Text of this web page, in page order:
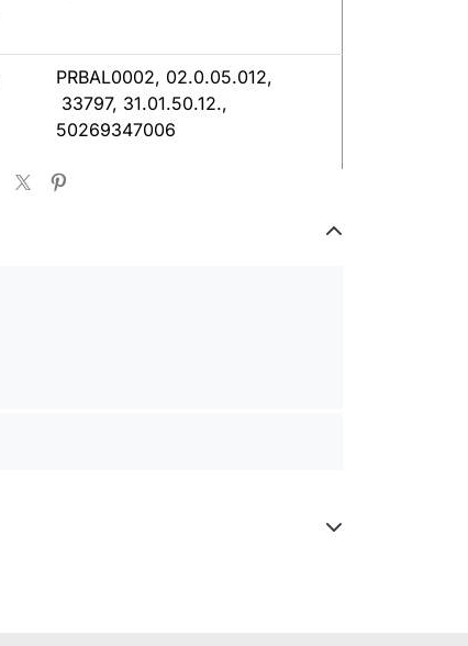
PRBAL0002, 02.0.05.012,
33797, 31.01.50.12.,
50269347006